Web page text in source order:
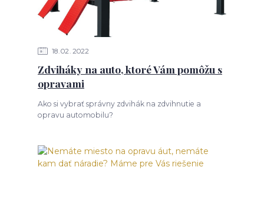
18 02 2022
Zdviháky na auto, ktoré Vám pomôžu s
opravami
Ako si vybrať správny zdvihák na zdvihnutie a
opravu automobilu?